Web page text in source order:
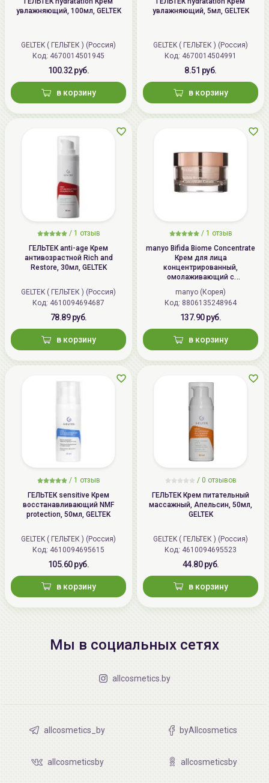
увлажняющий, 100мл, GELTEK
GELTEK ( ГЕЛЬТЕК ) (Россия)
Код: 4670014501945
100.32 руб.
в корзину
увлажняющий, 5мл, GELTEK
GELTEK ( ГЕЛЬТЕК ) (Россия)
Код: 4670014504991
8.51 руб.
в корзину
/ 1 отзыв
ГЕЛЬТЕК anti-age Крем
антивозрастной Rich and
Restore, 30мл, GELTEK
GELTEK ( ГЕЛЬТЕК ) (Россия)
Код: 4610094694687
78.89 руб.
в корзину
/ 1 отзыв
manyo Bifida Biome Concentrate
Крем для лица
концентрированный,
омолаживающий с
бифидобактериями | 50мл |
Bifida Biome Concentrate Cream
manyo (Корея)
Код: 8806135248964
137.90 руб.
в корзину
/ 1 отзыв
ГЕЛЬТЕК sensitive Крем
восстанавливающий NMF
protection, 50мл, GELTEK
GELTEK ( ГЕЛЬТЕК ) (Россия)
Код: 4610094695615
105.60 руб.
в корзину
/ 0 отзывов
ГЕЛЬТЕК Крем питательный
массажный, Апельсин, 50мл,
GELTEK
GELTEK ( ГЕЛЬТЕК ) (Россия)
Код: 4610094695523
44.80 руб.
в корзину
Мы в социальных сетях
allcosmetics.by
allcosmetics_by byAllcosmetics
allcosmeticsby allcosmeticsby